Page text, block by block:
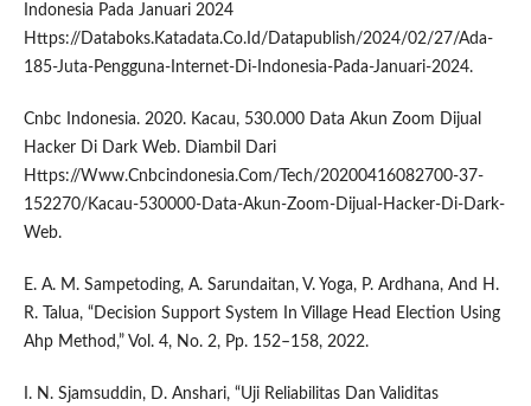
Indonesia Pada Januari 2024
Https://Databoks.Katadata.Co.Id/Datapublish/2024/02/27/Ada-
185-Juta-Pengguna-Internet-Di-Indonesia-Pada-Januari-2024.
Cnbc Indonesia. 2020. Kacau, 530.000 Data Akun Zoom Dijual
Hacker Di Dark Web. Diambil Dari
Https://Www.Cnbcindonesia.Com/Tech/20200416082700-37-
152270/Kacau-530000-Data-Akun-Zoom-Dijual-Hacker-Di-Dark-
Web.
E. A. M. Sampetoding, A. Sarundaitan, V. Yoga, P. Ardhana, And H.
R. Talua, “Decision Support System In Village Head Election Using
Ahp Method,” Vol. 4, No. 2, Pp. 152–158, 2022.
I. N. Sjamsuddin, D. Anshari, “Uji Reliabilitas Dan Validitas